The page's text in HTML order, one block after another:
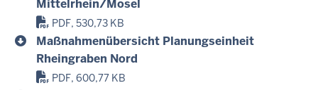
Mittelrhein/Mosel
PDF, 530,73 KB
Maßnahmenübersicht Planungseinheit
Rheingraben Nord
PDF, 600,77 KB